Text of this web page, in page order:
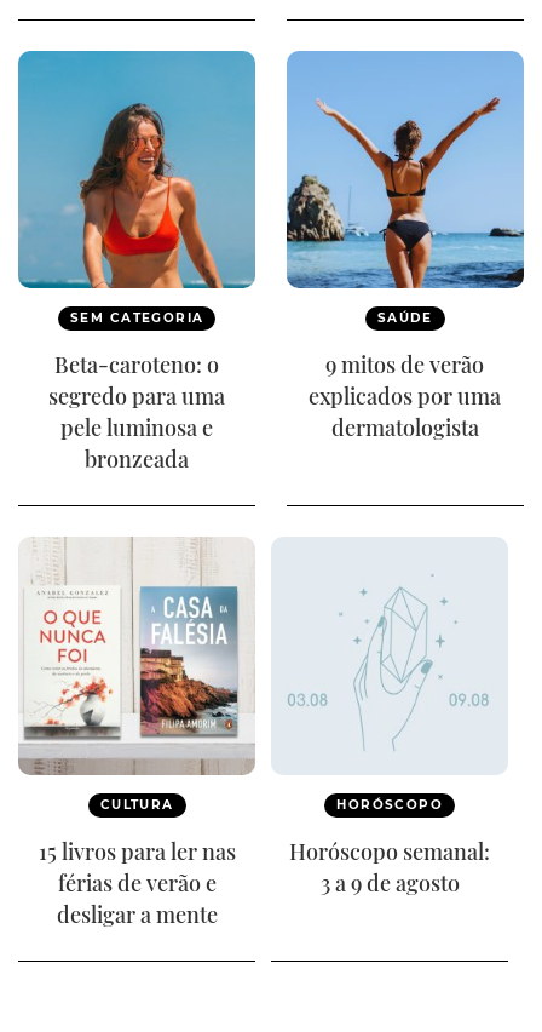
SEM CATEGORIA
Beta-caroteno: o
segredo para uma
pele luminosa e
bronzeada
SAÚDE
9 mitos de verão
explicados por uma
dermatologista
CULTURA
15 livros para ler nas
férias de verão e
desligar a mente
HORÓSCOPO
Horóscopo semanal:
3 a 9 de agosto